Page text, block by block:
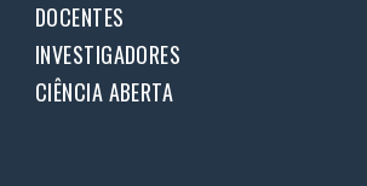
DOCENTES
INVESTIGADORES
CIÊNCIA ABERTA